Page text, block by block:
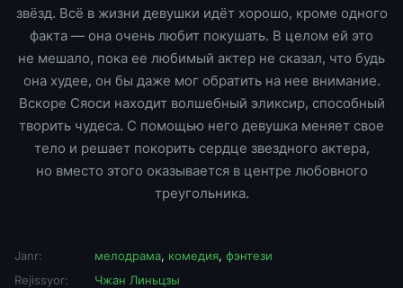
звёзд. Всё в жизни девушки идёт хорошо, кроме одного
факта — она очень любит покушать. В целом ей это
не мешало, пока ее любимый актер не сказал, что будь
она худее, он бы даже мог обратить на нее внимание.
Вскоре Сяоси находит волшебный эликсир, способный
творить чудеса. С помощью него девушка меняет свое
тело и решает покорить сердце звездного актера,
но вместо этого оказывается в центре любовного
треугольника.
Janr: мелодрама, комедия, фэнтези
Rejissyor:
Чжан Линьцзы